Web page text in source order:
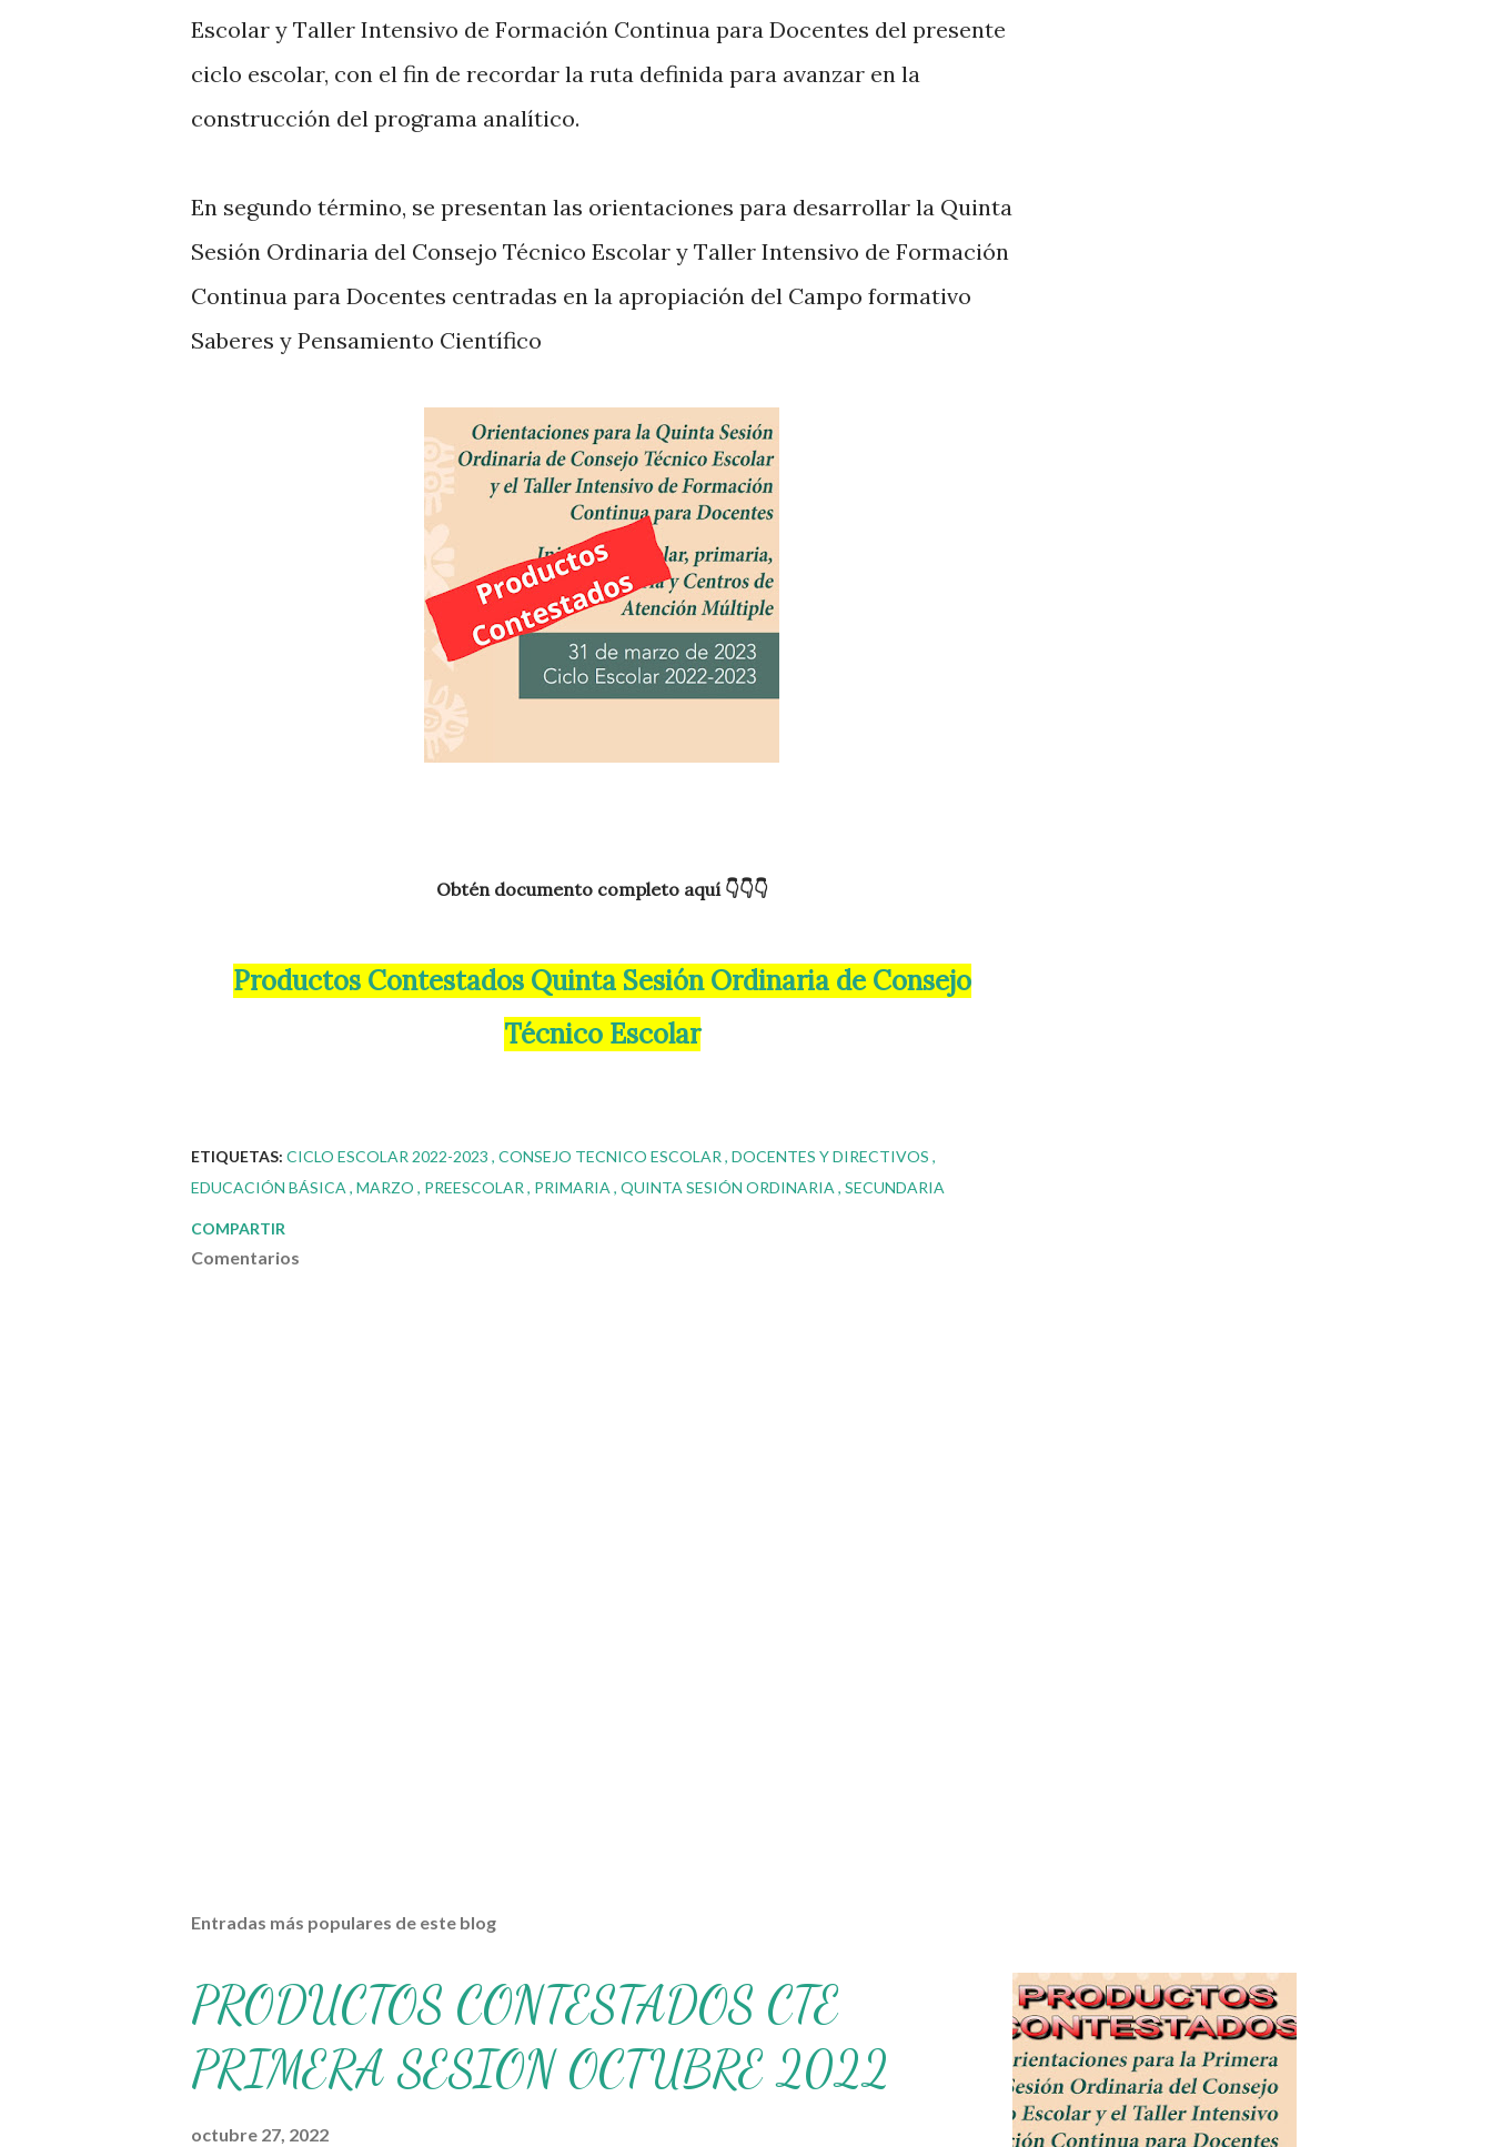
Escolar y Taller Intensivo de Formación Continua para Docentes del presente
ciclo escolar, con el fin de recordar la ruta definida para avanzar en la
construcción del programa analítico.
En segundo término, se presentan las orientaciones para desarrollar la Quinta
Sesión Ordinaria del Consejo Técnico Escolar y Taller Intensivo de Formación
Continua para Docentes centradas en la apropiación del Campo formativo
Saberes y Pensamiento Científico
Obtén documento completo aquí 👇👇👇
Productos Contestados Quinta Sesión Ordinaria de Consejo
Técnico Escolar
ETIQUETAS: CICLO ESCOLAR 2022-2023 CONSEJO TECNICO ESCOLAR DOCENTES Y DIRECTIVOS
EDUCACIÓN BÁSICA MARZO PREESCOLAR PRIMARIA QUINTA SESIÓN ORDINARIA SECUNDARIA
COMPARTIR
Comentarios
Entradas más populares de este blog
PRODUCTOS CONTESTADOS CTE
PRIMERA SESION OCTUBRE 2022
octubre 27, 2022